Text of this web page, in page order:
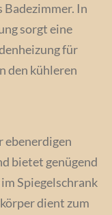
Badezimmer. In
sorgt eine
für
den kühleren
ebenerdigen
bietet genügend
Spiegelschrank
dient zum